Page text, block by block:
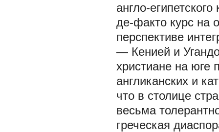
англо-
де-факто курс на
перспективе
— Кенией и
христиане на юге
англиканских и
что в столице
весьма
греческая